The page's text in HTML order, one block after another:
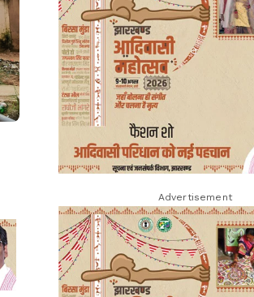
Advertisement